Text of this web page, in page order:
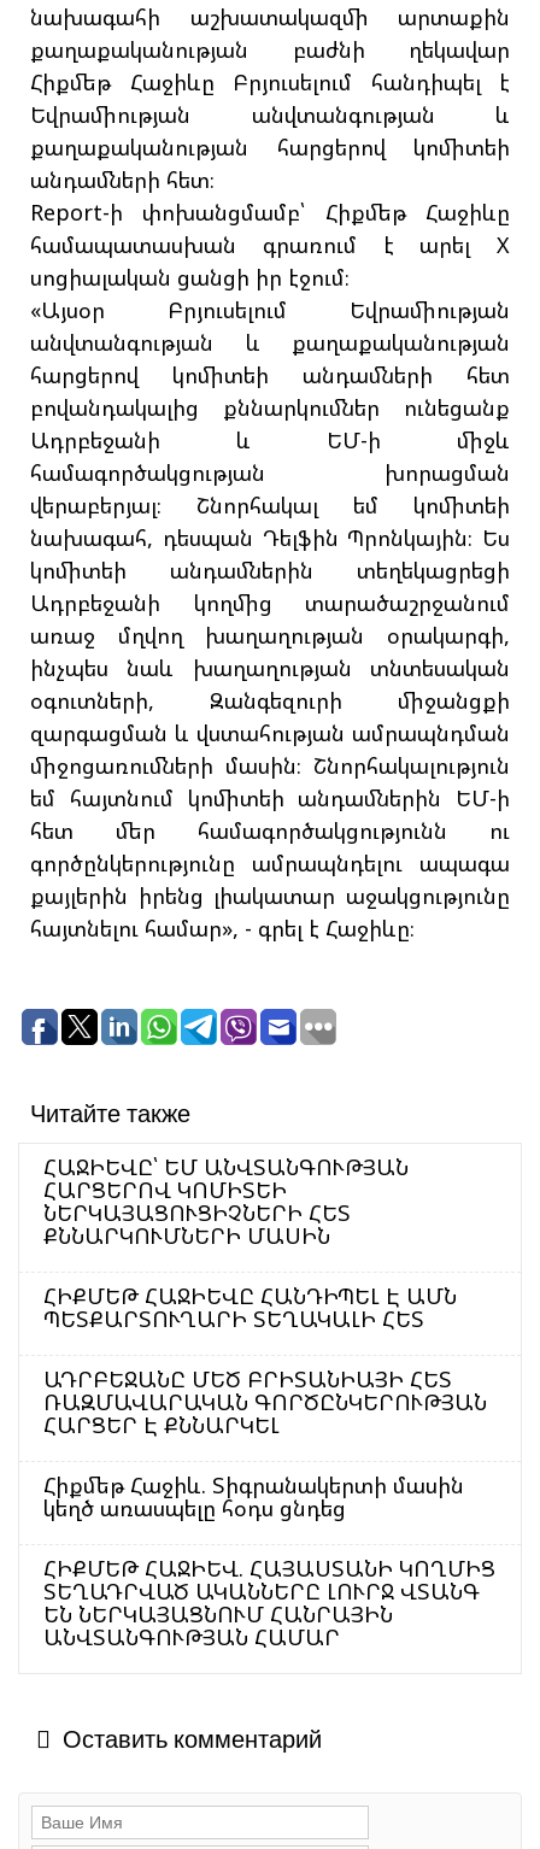
նախագահի աշխատակազմի արտաքին
քաղաքականության բաժնի ղեկավար
Հիքմեթ Հաջիևը Բրյուսելում հանդիպել է
Եվրամիության անվտանգության և
քաղաքականության հարցերով կոմիտեի
անդամների հետ։
Report-ի փոխանցմամբ՝ Հիքմեթ Հաջիևը
համապատասխան գրառում է արել X
սոցիալական ցանցի իր էջում։
«Այսօր Բրյուսելում Եվրամիության
անվտանգության և քաղաքականության
հարցերով կոմիտեի անդամների հետ
բովանդակալից քննարկումներ ունեցանք
Ադրբեջանի և ԵՄ-ի միջև
համագործակցության խորացման
վերաբերյալ։ Շնորհակալ եմ կոմիտեի
նախագահ, դեսպան Դելֆին Պրոնկային։ Ես
կոմիտեի անդամներին տեղեկացրեցի
Ադրբեջանի կողմից տարածաշրջանում
առաջ մղվող խաղաղության օրակարգի,
ինչպես նաև խաղաղության տնտեսական
օգուտների, Զանգեզուրի միջանցքի
զարգացման և վստահության ամրապնդման
միջոցառումների մասին։ Շնորհակալություն
եմ հայտնում կոմիտեի անդամներին ԵՄ-ի
հետ մեր համագործակցությունն ու
գործընկերությունը ամրապնդելու ապագա
քայլերին իրենց լիակատար աջակցությունը
հայտնելու համար», - գրել է Հաջիևը։
Читайте также
ՀԱՋԻԵՎԸ՝ ԵՄ ԱՆՎՏԱՆԳՈՒԹՅԱՆ
ՀԱՐՑԵՐՈՎ ԿՈՄԻՏԵԻ
ՆԵՐԿԱՅԱՑՈՒՑԻՉՆԵՐԻ ՀԵՏ
ՔՆՆԱՐԿՈՒՄՆԵՐԻ ՄԱՍԻՆ
ՀԻՔՄԵԹ ՀԱՋԻԵՎԸ ՀԱՆԴԻՊԵԼ Է ԱՄՆ
ՊԵՏՔԱՐՏՈՒՂԱՐԻ ՏԵՂԱԿԱԼԻ ՀԵՏ
ԱԴՐԲԵՋԱՆԸ ՄԵԾ ԲՐԻՏԱՆԻԱՅԻ ՀԵՏ
ՌԱԶՄԱՎԱՐԱԿԱՆ ԳՈՐԾԸՆԿԵՐՈՒԹՅԱՆ
ՀԱՐՑԵՐ Է ՔՆՆԱՐԿԵԼ
Հիքմեթ Հաջիև. Տիգրանակերտի մասին
կեղծ առասպելը հօդս ցնդեց
ՀԻՔՄԵԹ ՀԱՋԻԵՎ. ՀԱՅԱՍՏԱՆԻ ԿՈՂՄԻՑ
ՏԵՂԱԴՐՎԱԾ ԱԿԱՆՆԵՐԸ ԼՈՒՐՋ ՎՏԱՆԳ
ԵՆ ՆԵՐԿԱՅԱՑՆՈՒՄ ՀԱՆՐԱՅԻՆ
ԱՆՎՏԱՆԳՈՒԹՅԱՆ ՀԱՄԱՐ
Оставить комментарий